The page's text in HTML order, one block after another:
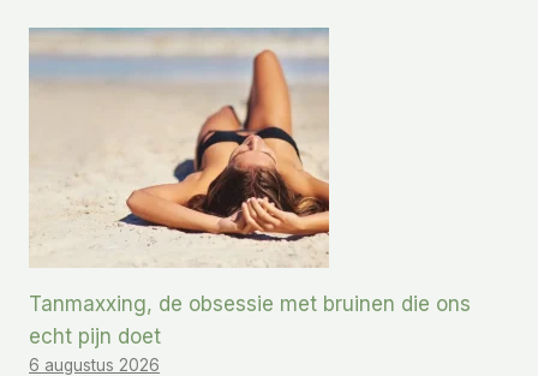
Tanmaxxing, de obsessie met bruinen die ons
echt pijn doet
6 augustus 2026